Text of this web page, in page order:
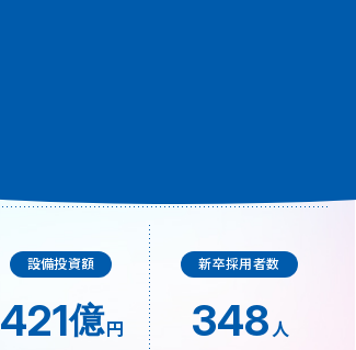
設備投資額
421億円
新卒採用者数
348人